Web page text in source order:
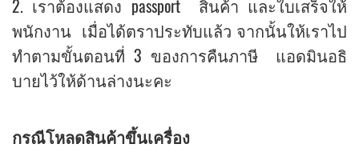
2. เราต้องแสดง passport สินค้า และใบเสร็จให้
พนักงาน เมื่อได้ตราประทับแล้ว จากนั้นให้เราไป
ทำตามขั้นตอนที่ 3 ของการคืนภาษี แอดมินอธิ
บายไว้ให้ด้านล่างนะคะ
กรณีโหลดสินค้าขึ้นเครื่อง